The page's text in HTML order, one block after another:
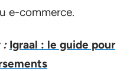
e-commerce.
: Igraal : le guide pour